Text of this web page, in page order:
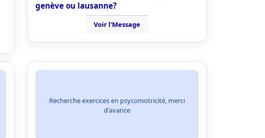
genève ou lausanne?
Voir l'Message
Recherche exercices en psycomotricité, merci
d'avance